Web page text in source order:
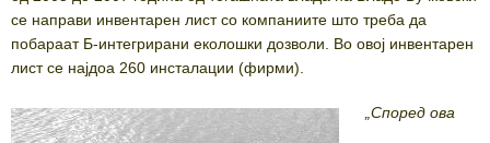
се направи инвентарен лист со компаниите што треба да
побараат Б-интегрирани еколошки дозволи. Во овој инвентарен
лист се најдоа 260 инсталации (фирми).
„Според ова